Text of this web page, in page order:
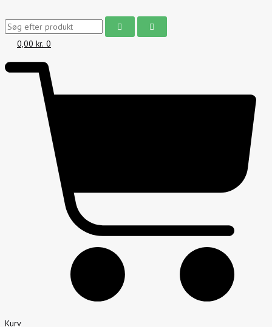
0,00 kr. 0
Kurv